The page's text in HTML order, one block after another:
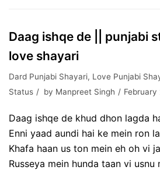
Daag ishqe de || punjabi
love shayari
Dard Punjabi Shayari, Love Punjabi
Status
by Manpreet Singh February
Daag ishqe de khud dhon lagda
Enni yaad aundi hai ke mein ron
Khafa haan us ton mein eh oh vi
Russeya mein hunda taan vi usnu